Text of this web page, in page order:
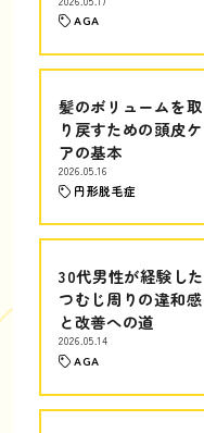
AGA
髪のボリュームを取
り戻すための頭皮ケ
アの基本
2026.05.16
円形脱毛症
30代男性が経験した
つむじ周りの違和感
と改善への道
2026.05.14
AGA